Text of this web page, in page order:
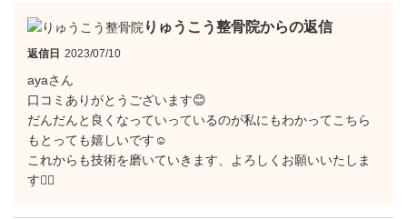
りゅうこう整骨院からの返信
返信日 2023/07/10
ayaさん
口コミありがとうございます😊
だんだんと良くなっていっているのが私にもわかってこちら
もとっても嬉しいです☺️
これからも技術を磨いていきます、よろしくお願いいたしま
す🙇‍♀️